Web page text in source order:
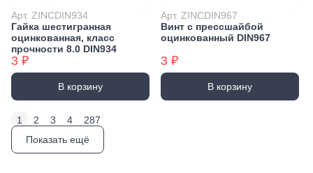
Арт. ZINCDIN934
Гайка шестигранная
оцинкованная, класс
прочности 8.0 DIN934
3 ₽
В корзину
Арт. ZINCDIN967
Винт с прессшайбой
оцинкованный DIN967
3 ₽
В корзину
1 2 3 4
287
Показать ещё